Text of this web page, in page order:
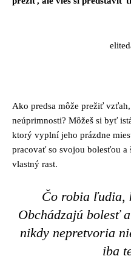
Ako predsa môže prežiť
neúprimnosti? Môžeš si byť
ktorý vyplní jeho prázdne
pracovať so svojou bolesťou a
vlastný rast.
Čo robia ľudia,
Obchádzajú bolesť
nikdy nepretvoria
iba